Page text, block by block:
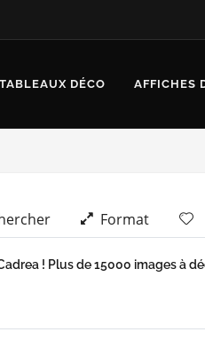
TABLEAUX DÉCO AFFICHES
Format
! Plus de 15000 images à